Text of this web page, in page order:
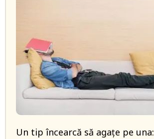
Un tip încearcă să agațe pe una: